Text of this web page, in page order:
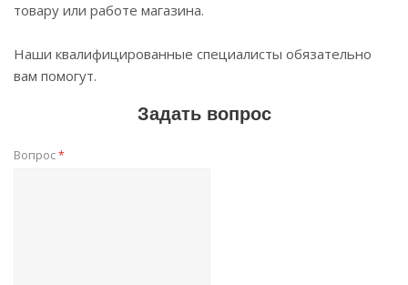
товару или работе магазина.
Наши квалифицированные специалисты обязательно
вам помогут.
Задать вопрос
Вопрос*